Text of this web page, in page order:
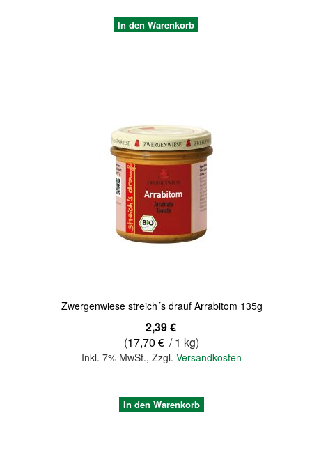
In den Warenkorb
Zwergenwiese streich´s drauf Arrabitom 135g
2,39 €
(17,70 € / 1 kg)
Inkl. 7% MwSt.,Zzgl.Versandkosten
In den Warenkorb